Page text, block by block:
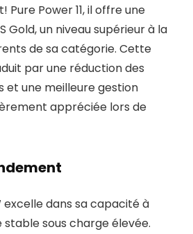
Pure Power 11, il offre une
Gold, un niveau supérieur à la
de sa catégorie. Cette
par une réduction des
et une meilleure gestion
appréciée lors de
excelle dans sa capacité à
sous charge élevée.